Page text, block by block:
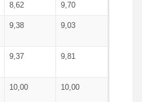
8,62 9,70
9,38 9,03
9,37 9,81
10,00 10,00